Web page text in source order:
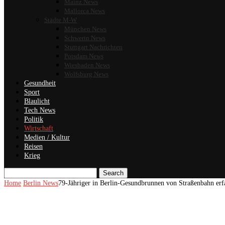
Mainz News
Mallorca News
Städte M-W
München News
Schwerin News
Stuttgart Nachrichten
Potsdam News
Wiesbaden News
Wolfsburg News
Gesundheit
Sport
Blaulicht
Tech News
Politik
Wirtschaft
Medien / Kultur
Reisen
Krieg
Search
Home Berlin News79-Jähriger in Berlin-Gesundbrunnen von Straßenbahn